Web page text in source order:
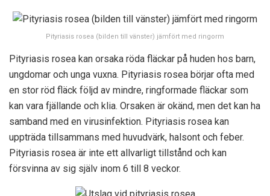
Pityriasis rosea (bilden till vänster) jämfört med ringorm
Pityriasis rosea kan orsaka röda fläckar på huden hos barn,
ungdomar och unga vuxna. Pityriasis rosea börjar ofta med
en stor röd fläck följd av mindre, ringformade fläckar som
kan vara fjällande och klia. Orsaken är okänd, men det kan ha
samband med en virusinfektion. Pityriasis rosea kan
uppträda tillsammans med huvudvärk, halsont och feber.
Pityriasis rosea är inte ett allvarligt tillstånd och kan
försvinna av sig själv inom 6 till 8 veckor.